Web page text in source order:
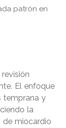
patrón en
El enfoque
temprana y
la
de miocardio